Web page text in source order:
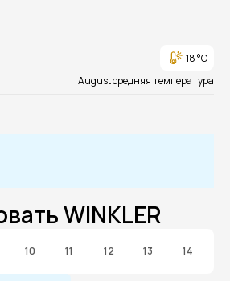
18 °C
August средняя температура
WINKLER
10 11 12 13 14